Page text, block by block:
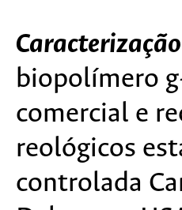
biopolímero
comercial e
reológicos
controlada